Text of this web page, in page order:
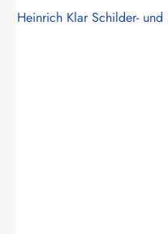
Heinrich Klar Schilder-